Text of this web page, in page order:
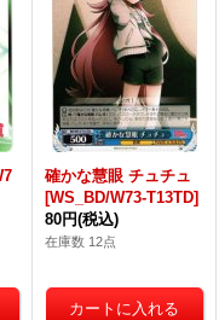
確かな慧眼 チュチュ
[WS_BD/W73-T13TD]
80円(税込)
在庫数 12点